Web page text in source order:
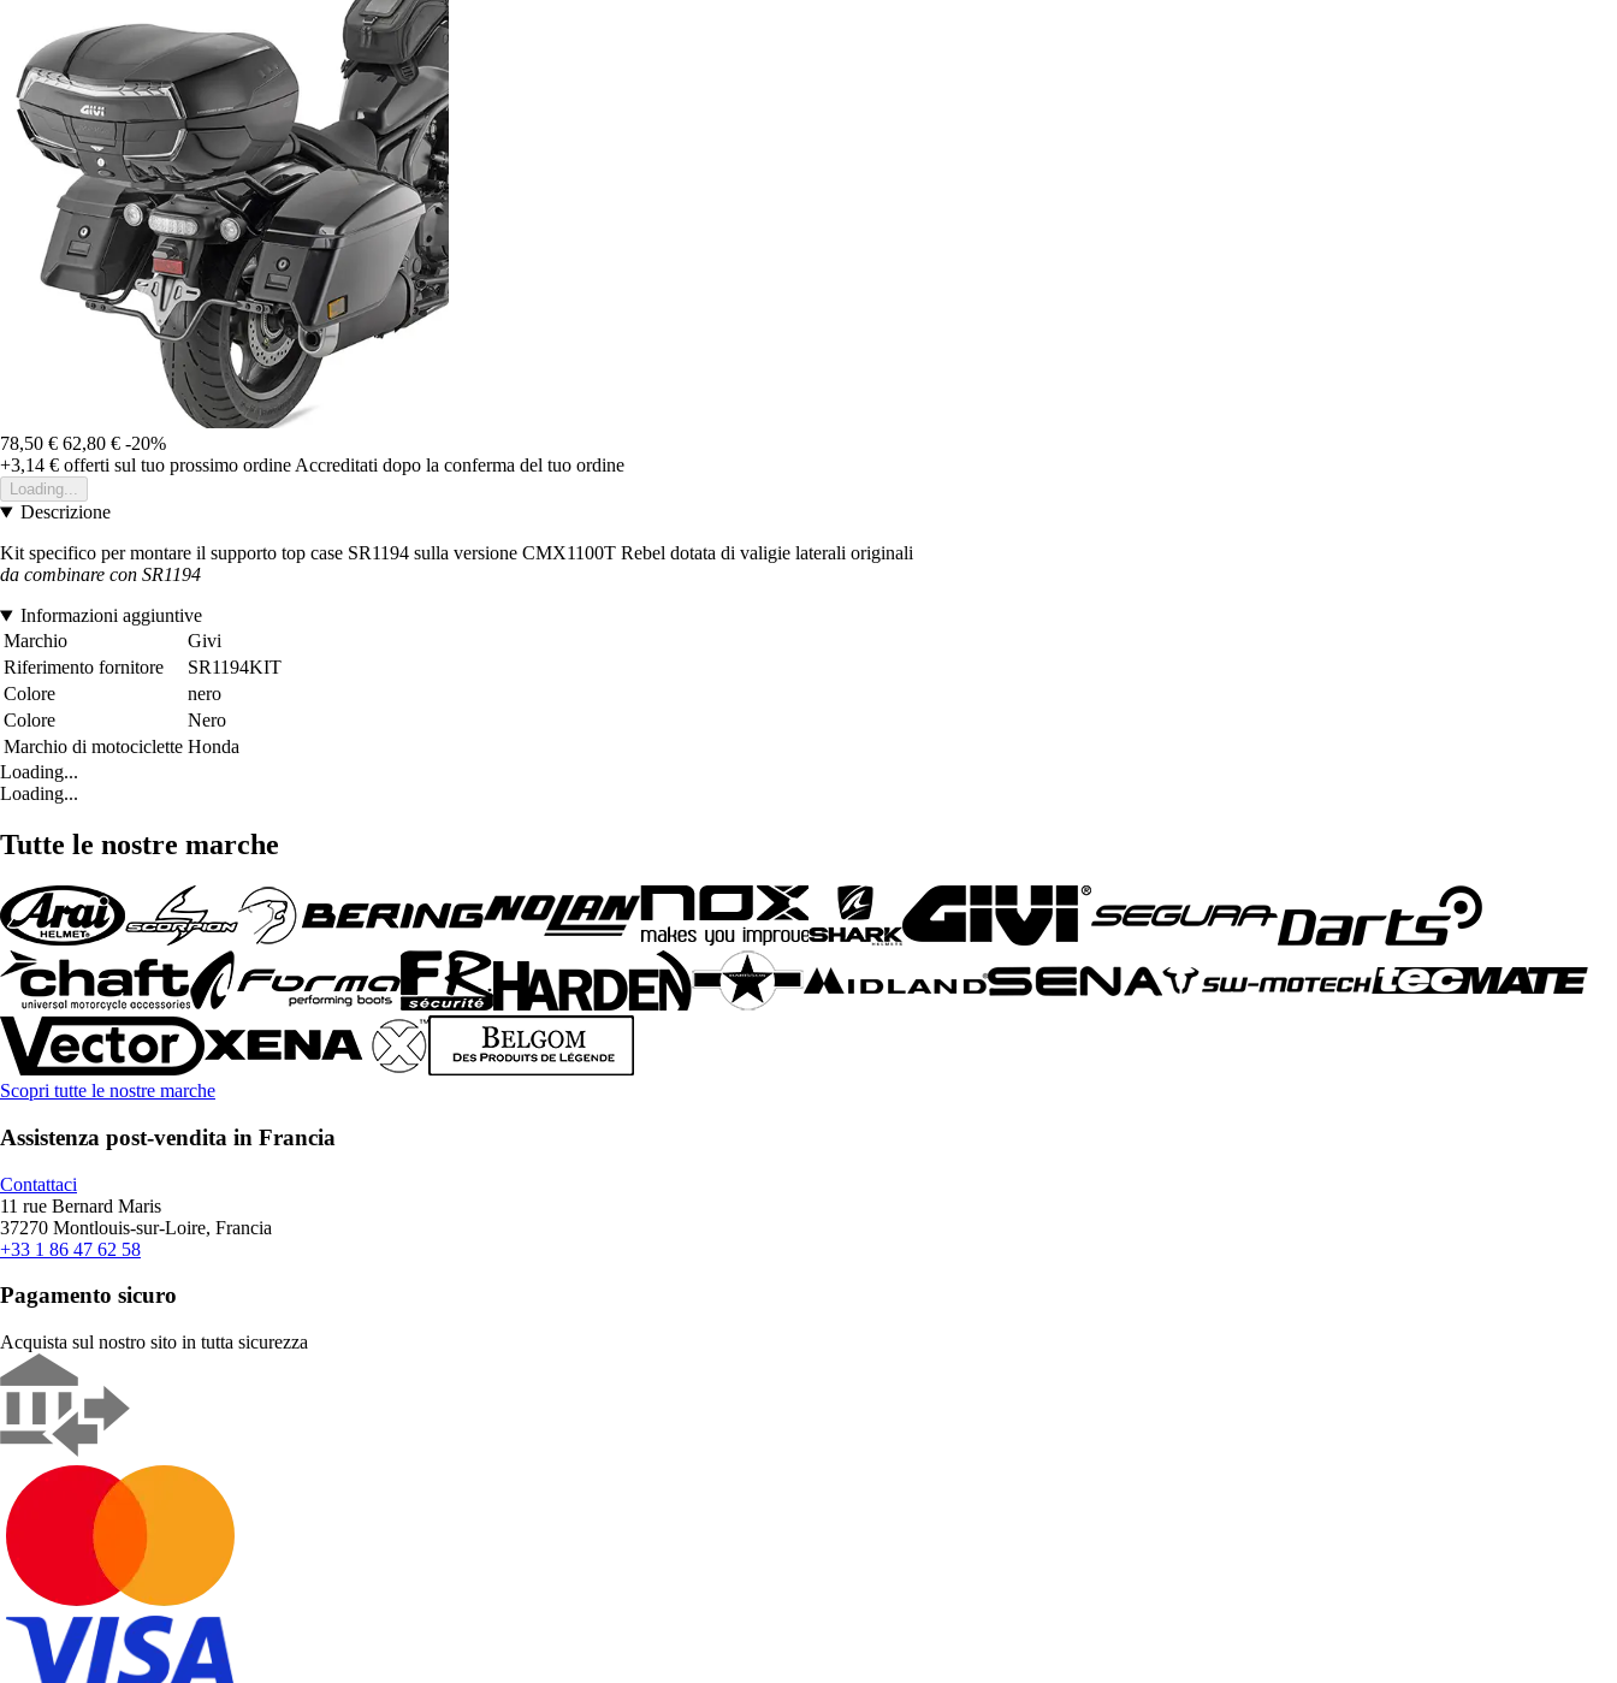
78,50 € 62,80 € -20%
+3,14 € offerti sul tuo prossimo ordine Accreditati dopo la conferma del tuo ordine
Loading...
Descrizione
Kit specifico per montare il supporto top case SR1194 sulla versione CMX1100T Rebel dotata di valigie laterali originali
da combinare con SR1194
Informazioni aggiuntive
Marchio
Givi
Riferimento fornitore
SR1194KIT
Colore
nero
Colore
Nero
Marchio di motociclette Honda
Loading...
Loading...
Tutte le nostre marche
Scopri tutte le nostre marche
Assistenza post-vendita in Francia
Contattaci
11 rue Bernard Maris
37270 Montlouis-sur-Loire, Francia
+33 1 86 47 62 58
Pagamento sicuro
Acquista sul nostro sito in tutta sicurezza